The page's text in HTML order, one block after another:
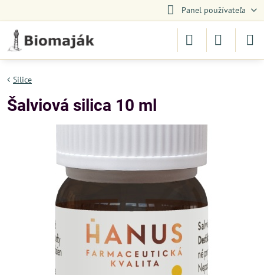
Panel používateľa
Silice
Šalviová silica 10 ml